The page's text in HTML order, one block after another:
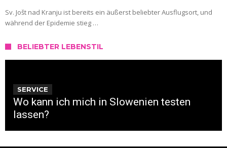
Sv. Jošt nad Kranju ist bereits ein äußerst beliebter Ausflugsort, und
während der Epidemie stieg …
BELIEBTER LEBENSTIL
SERVICE
Wo kann ich mich in Slowenien testen
lassen?